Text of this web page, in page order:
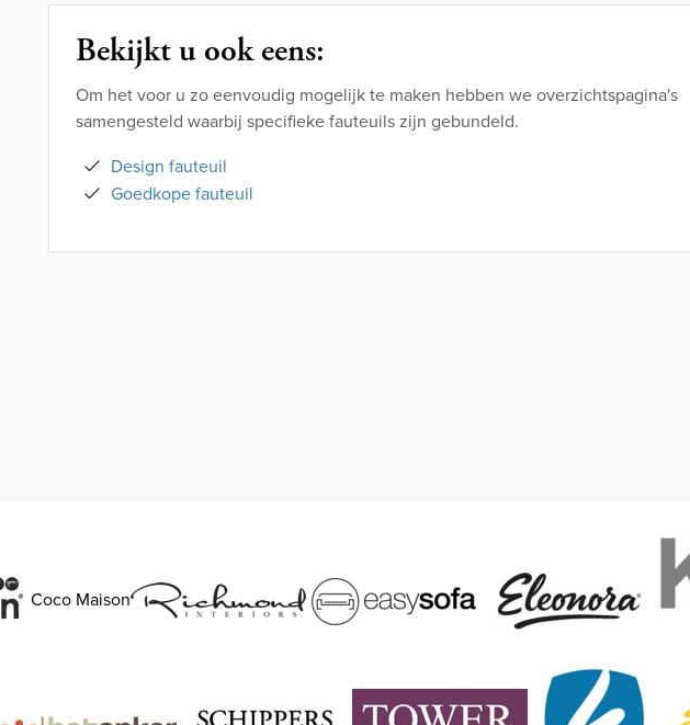
Bekijkt u ook eens:
Om het voor u zo eenvoudig mogelijk te maken hebben we overzichtspagina's
samengesteld waarbij specifieke fauteuils zijn gebundeld.
Design fauteuil
Goedkope fauteuil
Coco Maison